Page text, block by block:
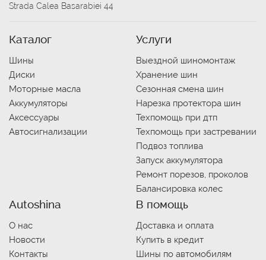
Strada Calea Basarabiei 44
Каталог
Шины
Диски
Моторные масла
Аккумуляторы
Аксессуары
Автосигнализации
Услуги
Выездной шиномонтаж
Хранение шин
Сезонная смена шин
Нарезка протектора шин
Техпомощь при дтп
Техпомощь при застревании
Подвоз топлива
Запуск аккумулятора
Ремонт порезов, проколов
Балансировка колес
Autoshina
О нас
Новости
Контакты
В помощь
Доставка и оплата
Купить в кредит
Шины по автомобилям